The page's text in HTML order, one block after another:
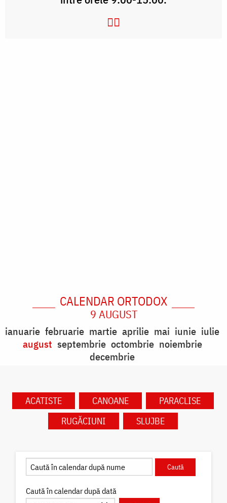
CALENDAR ORTODOX
9 AUGUST
ianuarie februarie martie aprilie mai iunie iulie
august septembrie octombrie noiembrie
decembrie
ACATISTE CANOANE
PARACLISE
RUGĂCIUNI
SLUJBE
Caută în calendar după dată